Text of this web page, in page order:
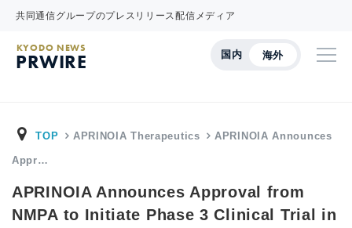
共同通信グループのプレスリリース配信メディア
国内 海外
KYODO NEWS
PRWIRE
TOP APRINOIA Therapeutics APRINOIA Announces
Appr…
APRINOIA Announces Approval from
NMPA to Initiate Phase 3 Clinical Trial in